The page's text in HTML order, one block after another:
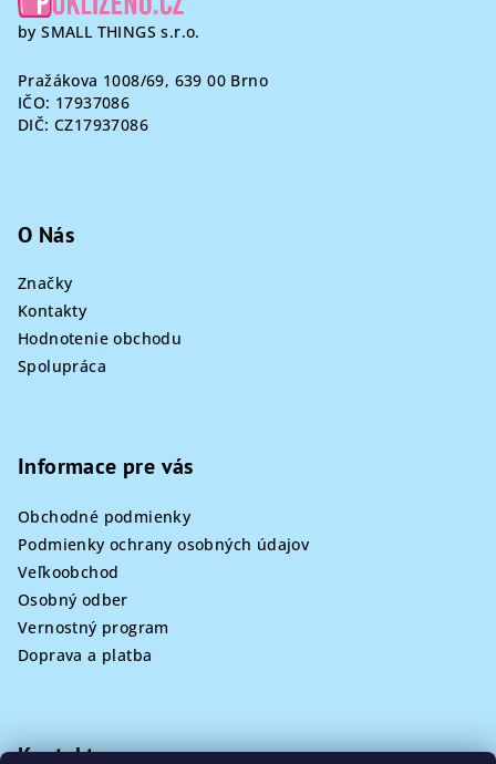
by SMALL THINGS s.r.o.
Pražákova 1008/69, 639 00 Brno
IČO: 17937086
DIČ: CZ17937086
O Nás
Značky
Kontakty
Hodnotenie obchodu
Spolupráca
Informace pre vás
Obchodné podmienky
Podmienky ochrany osobných údajov
Veľkoobchod
Osobný odber
Vernostný program
Doprava a platba
Kontakt